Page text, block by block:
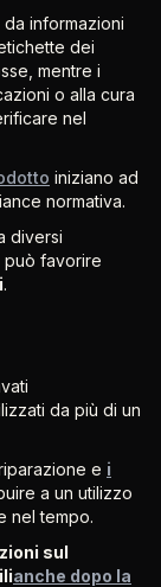
informazioni
dei
mentre i
o alla cura
nel
iniziano ad
normativa.
diversi
può favorire
.
da più di un
e i
a un utilizzo
nel tempo.
sul
anche dopo la